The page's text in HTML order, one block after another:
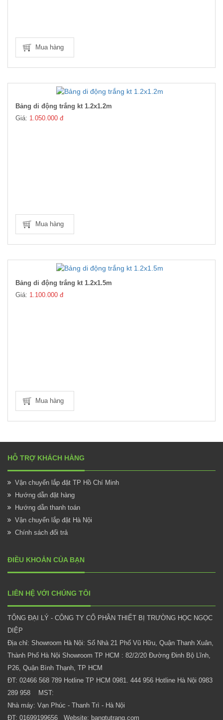
Mua hàng
Bảng di động trắng kt 1.2x1.2m
Giá: 1.050.000 đ
Mua hàng
Bảng di động trắng kt 1.2x1.5m
Giá: 1.100.000 đ
Mua hàng
HỖ TRỢ KHÁCH HÀNG
Vận chuyển lắp đặt TP Hồ Chí Minh
Hướng dẫn đặt hàng
Hướng dẫn thanh toán
Vận chuyển lắp đặt Hà Nội
Chính sách đổi trả
ĐIỀU KHOẢN CỦA BẠN
LIÊN HỆ VỚI CHÚNG TÔI
TỔNG ĐẠI LÝ - CÔNG TY CỔ PHẦN THIẾT BỊ TRƯỜNG HỌC NGỌC
DIỆP
Địa chỉ: Showroom Hà Nội: Số Nhà 21 Phố Vũ Hữu, Quận Thanh Xuân,
Thành Phố Hà Nội Showroom TP HCM : 82/2/20 Đường Đinh Bộ Lĩnh,
P26, Quận Bình Thạnh, TP HCM
ĐT: 02466 568 789 Hotline TP HCM 0981. 444 956 Hotline Hà Nội 0983
289 958 MST:
Nhà máy: Vạn Phúc - Thanh Trì - Hà Nội
ĐT: 01699199656 Website: bangtutrang.com